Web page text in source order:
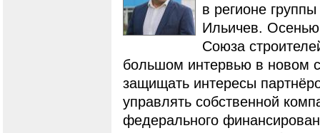
в регионе
Ильичев.
Союза
большом интервью в новом
защищать интересы
управлять собственной
федерального